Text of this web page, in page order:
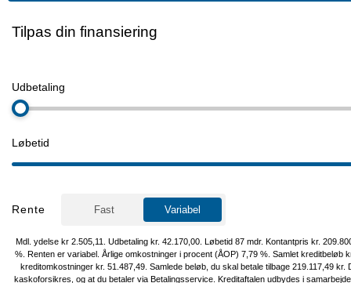
Pakker:
⭐ Komfortpakke Plus
⭐ Assistentpakke Plus
Øvrigt udstyr:
Adaptiv fartpilot, dette giver dig en komfortabel og afslappende
LED Matrix forlygter & LED baglygter, 360 graders kamera samt
og bag, så Parkering bliver en leg med fuldt overblik over dine
Rattet og Sæder foran: Kør med stil og komfort, selv på kølige
Assistentsystemer: Lane Assist, Træthedsassistent,
Nødbremsesystem, Digital instrumentering, som er brugervenligt